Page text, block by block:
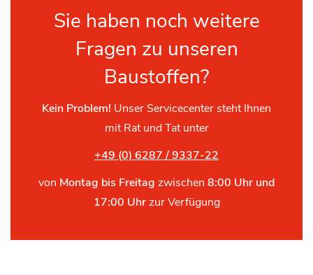
Sie haben noch weitere
Fragen zu unseren
Baustoffen?
Kein Problem! Unser Servicecenter steht Ihnen
mit Rat und Tat unter
+49 (0) 6287 / 9337-22
von Montag bis Freitag zwischen 8:00 Uhr und
17:00 Uhrzur Verfügung